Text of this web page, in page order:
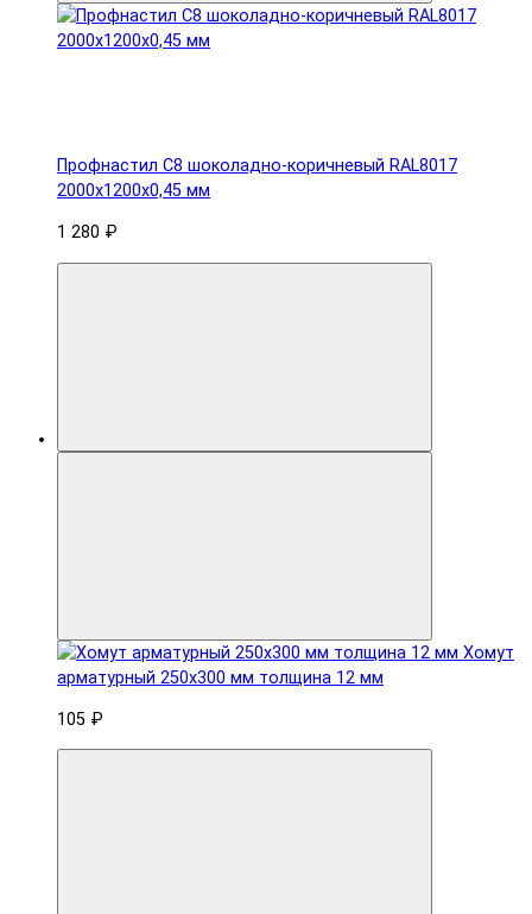
Профнастил С8 шоколадно-коричневый RAL8017
2000х1200х0,45 мм
1 280 ₽
Хомут
арматурный 250x300 мм толщина 12 мм
105 ₽